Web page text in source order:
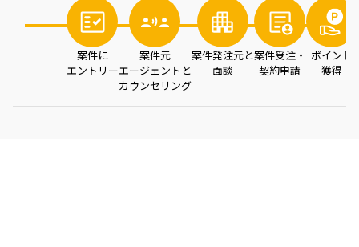
案件に
エントリー
案件元
エージェントと
カウンセリング
案件発注元と
面談
案件受注・
契約申請
ポイント
獲得